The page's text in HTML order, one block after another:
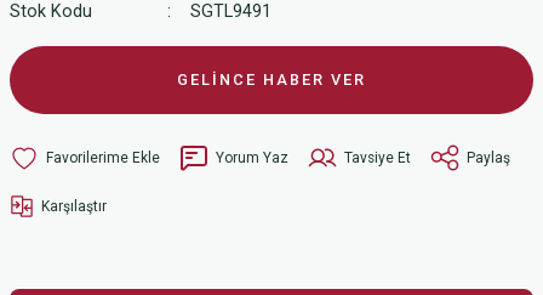
Stok Kodu
SGTL9491
GELİNCE HABER VER
Yorum Yaz Tavsiye Et Paylaş
Karşılaştır